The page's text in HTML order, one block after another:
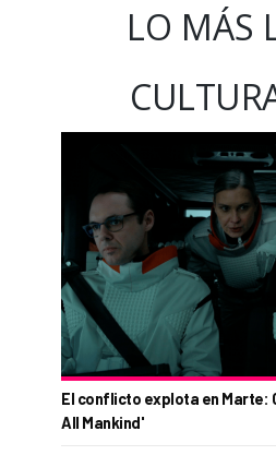
LO MÁS
El conflicto explota en Marte:
All Mankind'